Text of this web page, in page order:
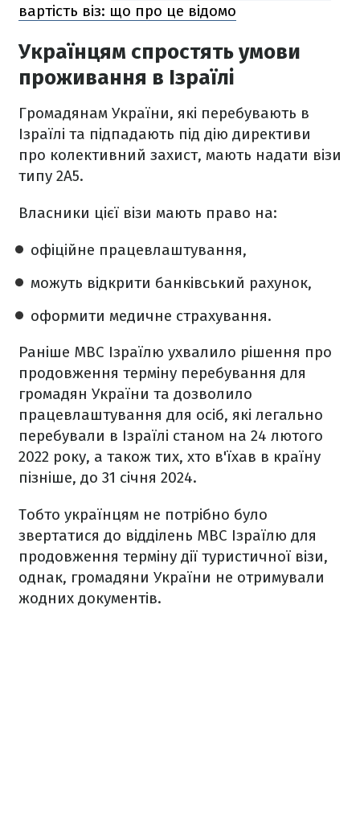
вартість віз: що про це відомо
Українцям спростять умови
проживання в Ізраїлі
Громадянам України, які перебувають в
Ізраїлі та підпадають під дію директиви
про колективний захист, мають надати візи
типу 2А5.
Власники цієї візи мають право на:
офіційне працевлаштування,
можуть відкрити банківський рахунок,
оформити медичне страхування.
Раніше МВС Ізраїлю ухвалило рішення про
продовження терміну перебування для
громадян України та дозволило
працевлаштування для осіб, які легально
перебували в Ізраїлі станом на 24 лютого
2022 року, а також тих, хто в'їхав в країну
пізніше, до 31 січня 2024.
Тобто українцям не потрібно було
звертатися до відділень МВС Ізраїлю для
продовження терміну дії туристичної візи,
однак, громадяни України не отримували
жодних документів.